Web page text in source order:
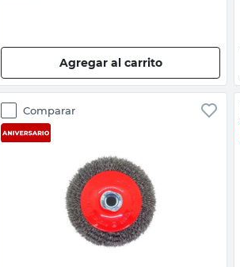
Agregar al carrito
Comparar
Vista rápida